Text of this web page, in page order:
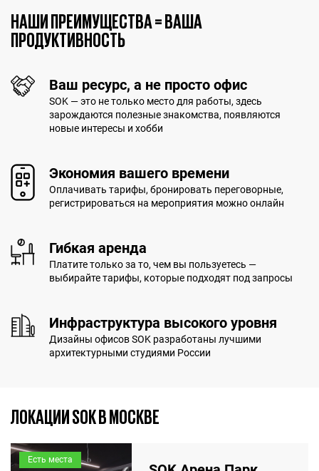
НАШИ ПРЕИМУЩЕСТВА = ВАША
ПРОДУКТИВНОСТЬ
Ваш ресурс, а не просто офис
SOK — это не только место для работы, здесь
зарождаются полезные знакомства, появляются
новые интересы и хобби
Экономия вашего времени
Оплачивать тарифы, бронировать переговорные,
регистрироваться на мероприятия можно онлайн
Гибкая аренда
Платите только за то, чем вы пользуетесь —
выбирайте тарифы, которые подходят под запросы
Инфраструктура высокого уровня
Дизайны офисов SOK разработаны лучшими
архитектурными студиями России
ЛОКАЦИИ SOK В МОСКВЕ
Есть места